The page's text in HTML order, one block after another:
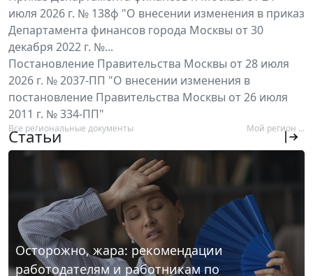
июля 2026 г. № 138ф "О внесении изменения в приказ
Департамента финансов города Москвы от 30
декабря 2022 г. №...
Постановление Правительства Москвы от 28 июля
2026 г. № 2037-ПП "О внесении изменения в
постановление Правительства Москвы от 26 июля
2011 г. № 334-ПП"
Все региональные документы Мой регион ...
Статьи
Осторожно, жара: рекомендации
работодателям и работникам по